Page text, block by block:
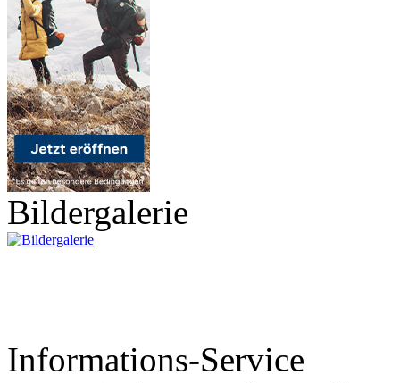
Bildergalerie
Informations-Service